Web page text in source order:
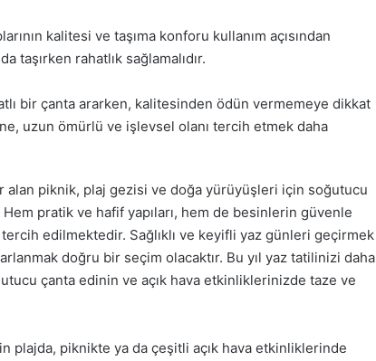
kalitesi ve taşıma konforu kullanım açısından
taşırken rahatlık sağlamalıdır.
bir çanta ararken, kalitesinden ödün vermemeye dikkat
uzun ömürlü ve işlevsel olanı tercih etmek daha
alan piknik, plaj gezisi ve doğa yürüyüşleri için soğutucu
pratik ve hafif yapıları, hem de besinlerin güvenle
edilmektedir. Sağlıklı ve keyifli yaz günleri geçirmek
doğru bir seçim olacaktır. Bu yıl yaz tatilinizi daha
çanta edinin ve açık hava etkinliklerinizde taze ve
plajda, piknikte ya da çeşitli açık hava etkinliklerinde